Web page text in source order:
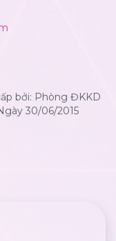
bởi: Phòng ĐKKD
30/06/2015